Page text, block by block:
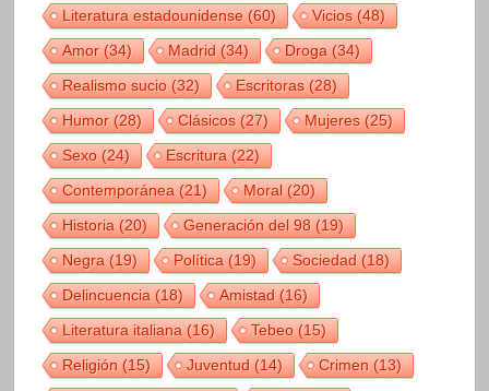
Literatura estadounidense(60) Vicios(48)
Amor(34) Madrid(34) Droga(34)
Realismo sucio(32) Escritoras(28)
Humor(28) Clásicos(27) Mujeres(25)
Sexo(24) Escritura(22)
Contemporánea(21) Moral(20)
Historia(20) Generación del 98(19)
Negra(19) Política(19) Sociedad(18)
Delincuencia(18) Amistad(16)
Literatura italiana(16) Tebeo(15)
Religión(15) Juventud(14) Crimen(13)